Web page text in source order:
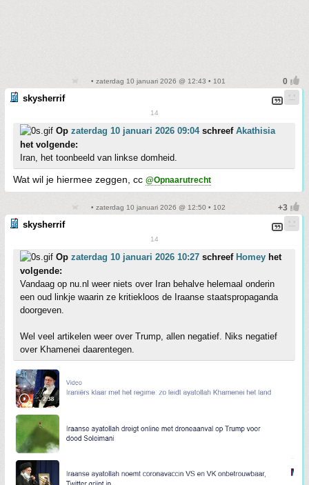
• zaterdag 10 januari 2026 @ 12:43 • 101
skysherrif
14
Op zaterdag 10 januari 2026 09:04schreef Akathisia
het volgende:
Iran, het toonbeeld van linkse domheid.
Wat wil je hiermee zeggen, cc @Opnaarutrecht
• zaterdag 10 januari 2026 @ 12:50 • 102
skysherrif
14
Op zaterdag 10 januari 2026 10:27 schreef Homey het
volgende:
Vandaag op nu.nl weer niets over Iran behalve helemaal onderin
een oud linkje waarin ze kritiekloos de Iraanse staatspropaganda
doorgeven.
Wel veel artikelen weer over Trump, allen negatief. Niks negatief
over Khamenei daarentegen.